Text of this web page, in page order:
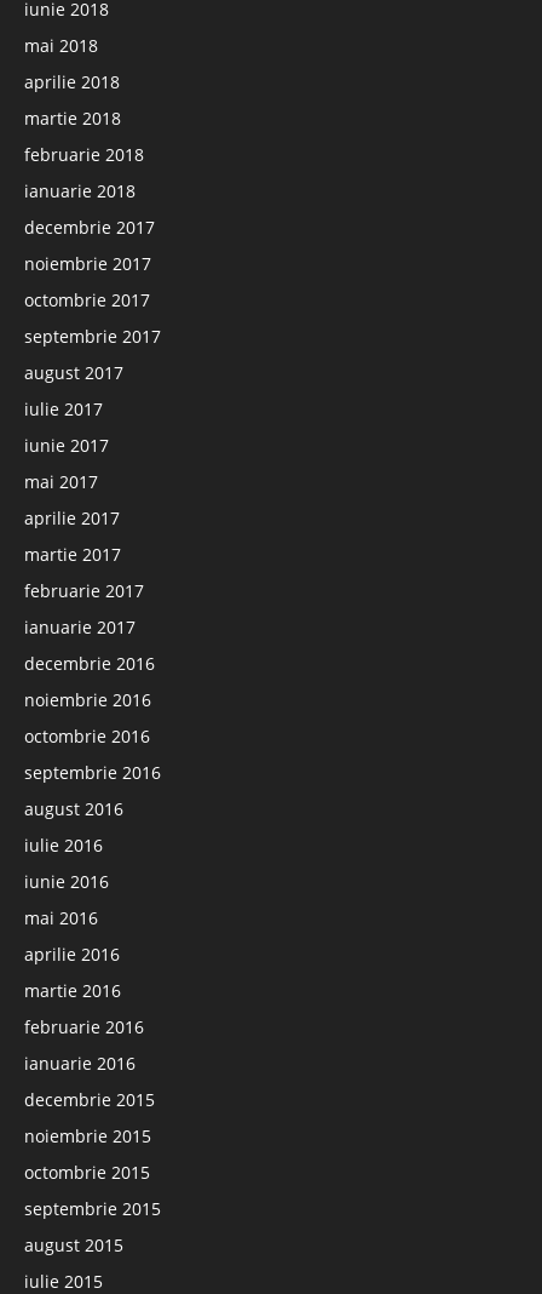
iunie 2018
mai 2018
aprilie 2018
martie 2018
februarie 2018
ianuarie 2018
decembrie 2017
noiembrie 2017
octombrie 2017
septembrie 2017
august 2017
iulie 2017
iunie 2017
mai 2017
aprilie 2017
martie 2017
februarie 2017
ianuarie 2017
decembrie 2016
noiembrie 2016
octombrie 2016
septembrie 2016
august 2016
iulie 2016
iunie 2016
mai 2016
aprilie 2016
martie 2016
februarie 2016
ianuarie 2016
decembrie 2015
noiembrie 2015
octombrie 2015
septembrie 2015
august 2015
iulie 2015